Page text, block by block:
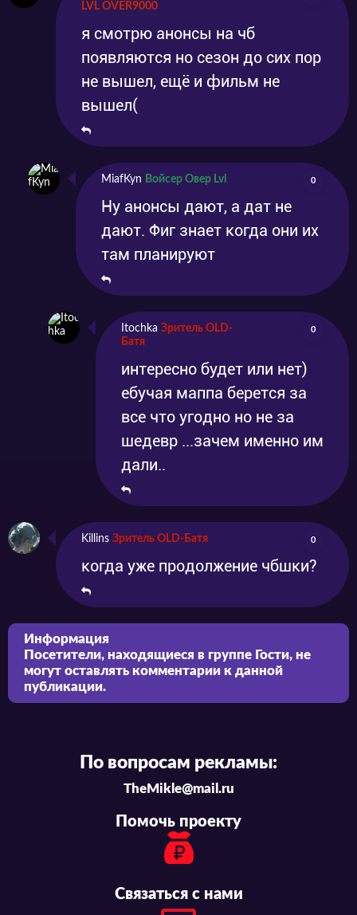
LVL OVER9000
я смотрю анонсы на чб
появляются но сезон до сих пор
не вышел, ещё и фильм не
вышел(
MiafKyn Войсер Овер Lvl 0
Ну анонсы дают, а дат не
дают. Фиг знает когда они их
там планируют
Itochka Зритель OLD-
Батя
0
интересно будет или нет)
ебучая маппа берется за
все что угодно но не за
шедевр ...зачем именно им
дали..
Killins Зритель OLD-Батя 0
когда уже продолжение чбшки?
Информация
Посетители, находящиеся в группе Гости, не
могут оставлять комментарии к данной
публикации.
По вопросам рекламы:
TheMikle@mail.ru
Помочь проекту
Связаться с нами